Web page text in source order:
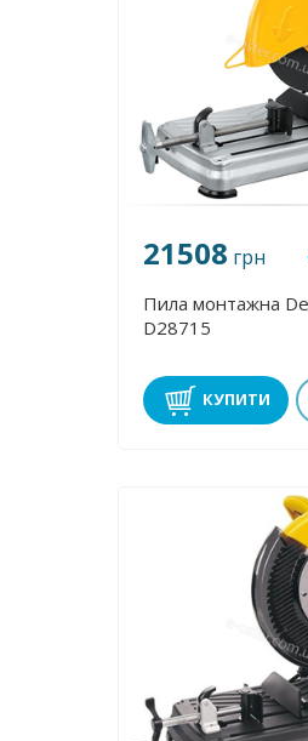
21508 грн
Пила монтажна
D28715
КУПИТИ